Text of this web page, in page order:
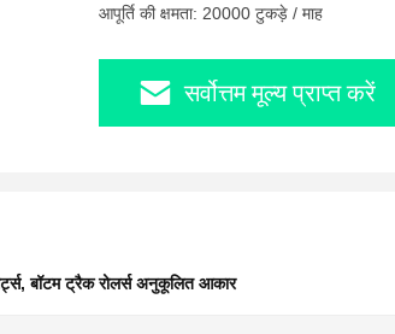
आपूर्ति की क्षमता: 20000 टुकड़े / माह
सर्वोत्तम मूल्य प्राप्त करें
,बॉटम ट्रैक रोलर्स अनुकूलित आकार